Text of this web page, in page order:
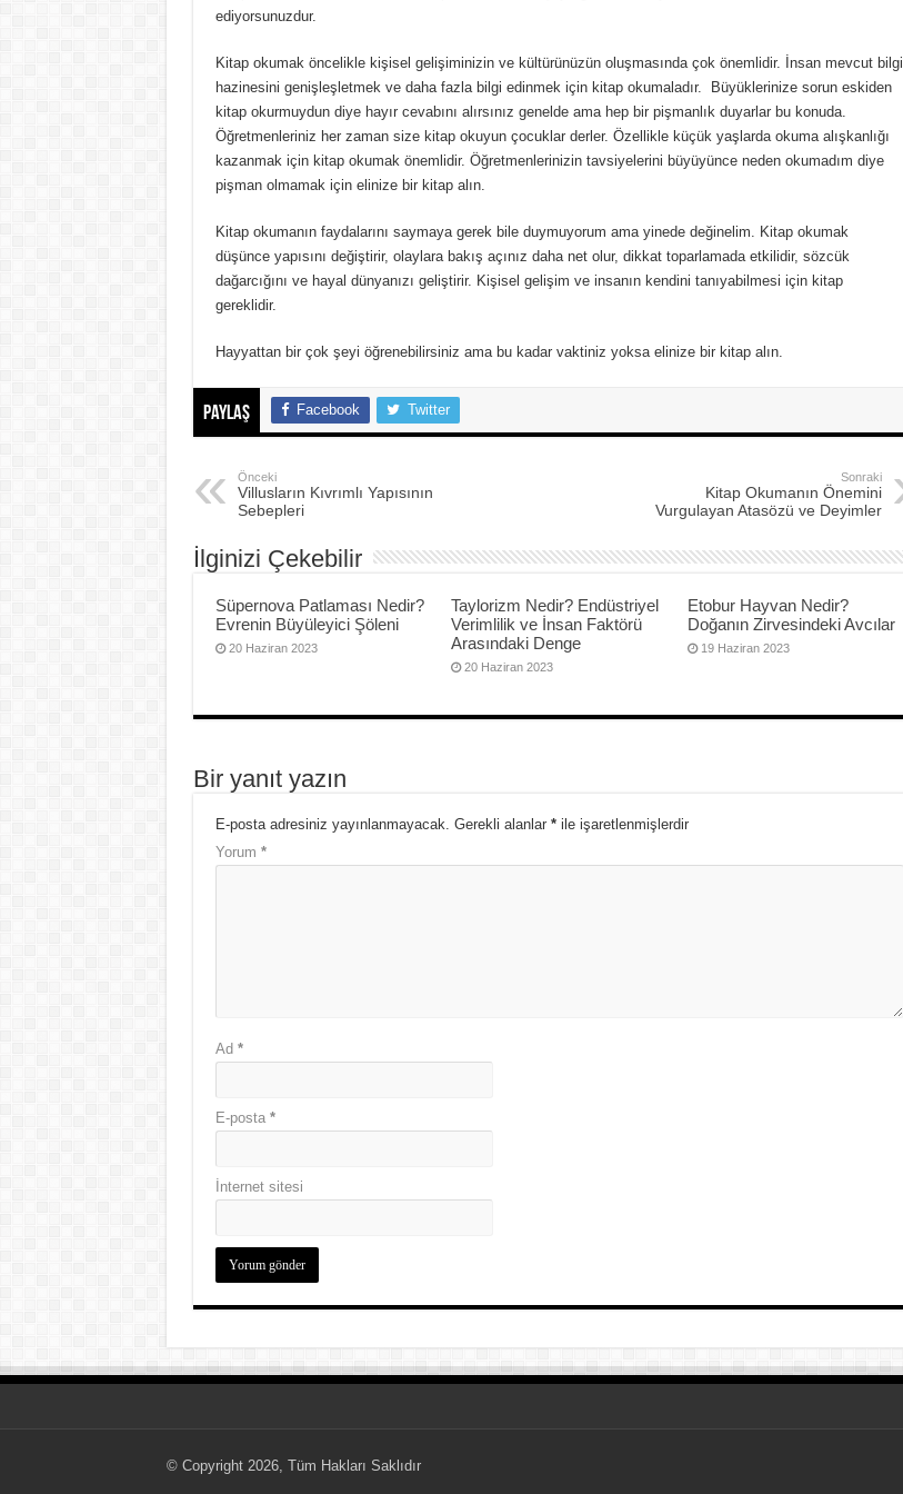
Pansiyon Nedir? Yarım ve Tam Pansiyon Nedir?
Basit Kesir Nedir? 20 Tane Örnek
Ardışık Sayılar Nedir ve Örnekler
Ünlü Türemesi Nedir? 20 Tane Örnek
ediyorsunuzdur.
Kitap okumak öncelikle kişisel gelişiminizin ve kültürünüzün oluşmasında çok önemlidir. İnsan mevcut bilgi
hazinesini genişleşletmek ve daha fazla bilgi edinmek için kitap okumaladır. Büyüklerinize sorun eskiden
kitap okurmuydun diye hayır cevabını alırsınız genelde ama hep bir pişmanlık duyarlar bu konuda.
Öğretmenleriniz her zaman size kitap okuyun çocuklar derler. Özellikle küçük yaşlarda okuma alışkanlığı
kazanmak için kitap okumak önemlidir. Öğretmenlerinizin tavsiyelerini büyüyünce neden okumadım diye
pişman olmamak için elinize bir kitap alın.
Kitap okumanın faydalarını saymaya gerek bile duymuyorum ama yinede değinelim. Kitap okumak
düşünce yapısını değiştirir, olaylara bakış açınız daha net olur, dikkat toparlamada etkilidir, sözcük
dağarcığını ve hayal dünyanızı geliştirir. Kişisel gelişim ve insanın kendini tanıyabilmesi için kitap
gereklidir.
Hayyattan bir çok şeyi öğrenebilirsiniz ama bu kadar vaktiniz yoksa elinize bir kitap alın.
Paylaş Facebook Twitter
Önceki
Villusların Kıvrımlı Yapısının
Sebepleri
Sonraki
Kitap Okumanın Önemini
Vurgulayan Atasözü ve Deyimler
İlginizi Çekebilir
Süpernova Patlaması Nedir?
Evrenin Büyüleyici Şöleni
20 Haziran 2023
Taylorizm Nedir? Endüstriyel
Verimlilik ve İnsan Faktörü
Arasındaki Denge
20 Haziran 2023
Etobur Hayvan Nedir?
Doğanın Zirvesindeki Avcılar
19 Haziran 2023
Bir yanıt yazın
E-posta adresiniz yayınlanmayacak. Gerekli alanlar *ile işaretlenmişlerdir
Yorum *
Ad *
E-posta *
İnternet sitesi
© Copyright 2026, Tüm Hakları Saklıdır